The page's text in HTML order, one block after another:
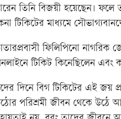
তিনি বিজয়ী হয়েছেন।
টিকিটের মাধ্যমে
ফিলিপিনো নাগরিক
টিকিট কিনেছিলেন এবং
দিনে বিগ টিকিটের এই জয়
পরিশ্রমী জীবন থেকে উঠে